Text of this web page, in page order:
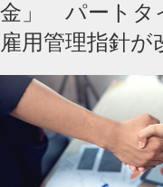
金」 パートタ
雇用管理指針が